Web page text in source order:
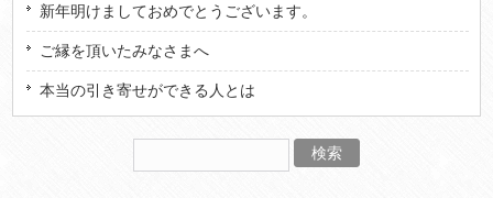
新年明けましておめでとうございます。
ご縁を頂いたみなさまへ
本当の引き寄せができる人とは